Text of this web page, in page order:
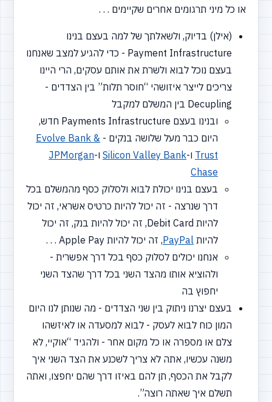
או כל מיני תרגומים אחרים שקיימים . . .
(אילן) בדיוק, ולשאלתך של למה בעצם בנינו
Payment Infrastructure - כדי להגיע למצב שאנחנו
בעצם נוכל לבוא ולשרת את אותם עסקים, הרי היינו
צריכים לייצר איזושהי “חוסרתלות” בין הצדדים -
Decupling בין המשלם למקבל
ובנינו בעצם Payments Infrastructure חדש,
היום כבר מעל שלושה בנקים - Evolve Bank &
Trust ו-Silicon Valley Bankו-JPMorgan
Chase
בעצם בנינו יכולת לבוא ולסלוק כסף מהמשלם בכל
דרך שנרצה - זה יכול להיות כרטיס אשראי, זה יכול
להיות Debit Card, זה יכול להיות בנק, זה יכול
להיות PayPal, זה יכול להיות Apple Pay . . .
אנחנו יכולים לסלוק כסף בכל דרך אפשרית -
ולהוציא אותו מהצד השני בכל דרך שהצד השני
יחפוץ בה
בעצם יצרנו ניתוק בין שני הצדדים - מה שנותן לנו היום
המון כוח לבוא לעסק - לבוא למסעדה או לאיזשהו
צלם או מספרה או כל מקום אחר - ולהגיד “אוקיי,לא
משנה עכשיו, אתה לא צריך לשכנע את הצד השני איך
לקבל את הכסף, תן להם באיזו דרך שהם יחפצו, ואתה
תשלם איך שאתה רוצה”.